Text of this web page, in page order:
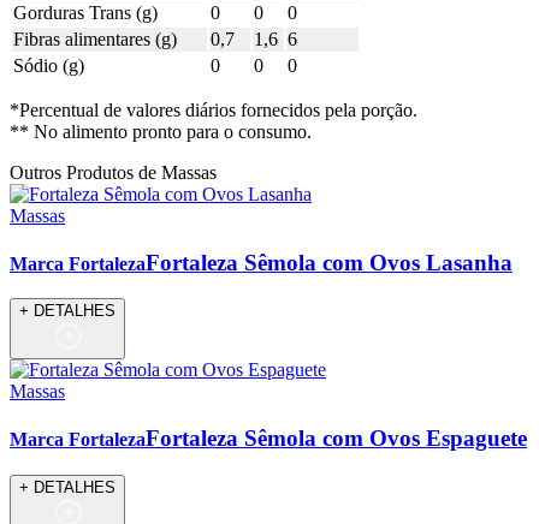
Gorduras Trans (g)
0 0
0
Fibras alimentares (g)
0,7 1,6 6
Sódio (g)
0 0 0
*Percentual de valores diários fornecidos pela porção.
** No alimento pronto para o consumo.
Outros Produtos de Massas
Massas
Marca FortalezaFortaleza Sêmola com Ovos Lasanha
+ DETALHES
Massas
Marca FortalezaFortaleza Sêmola com Ovos Espaguete
+ DETALHES